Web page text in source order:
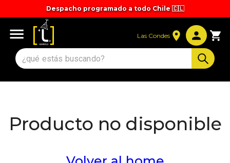
Despacho programado a todo Chile 🇨🇱
Tiempos y valores de despacho 🚚
Las Condes
Producto no disponible